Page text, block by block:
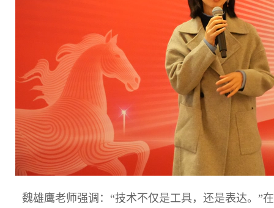
魏雄鹰老师强调：“技术不仅是工具，还是表达。”